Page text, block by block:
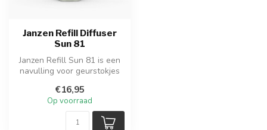
Janzen Refill Diffuser
Sun 81
Janzen Refill Sun 81 is een
navulling voor geurstokjes
€16,95
Op voorraad